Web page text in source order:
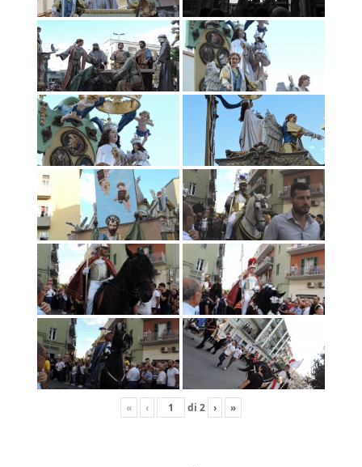
« ‹ di 2 › »